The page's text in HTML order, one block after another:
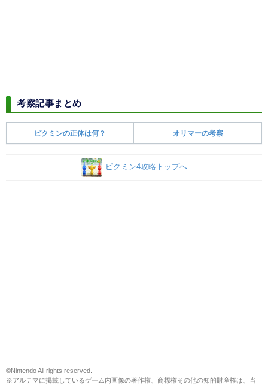
考察記事まとめ
ピクミンの正体は何？ オリマーの考察
ピクミン4攻略トップへ
©Nintendo All rights reserved.
※アルテマに掲載しているゲーム内画像の著作権、商標権その他の知的財産権は、当